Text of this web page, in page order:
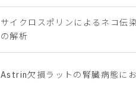
サイクロスポリンによるネコ伝
の解析
Astrin欠損ラットの腎臓病態に